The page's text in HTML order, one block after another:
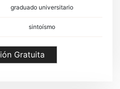
graduado universitario
sintoísmo
Gratuita